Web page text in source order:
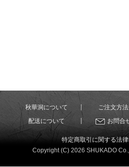
秋華洞について ご注文方法
配送について
お問合
特定商取引に関する法
Copyright (C) 2026 SHUKADO